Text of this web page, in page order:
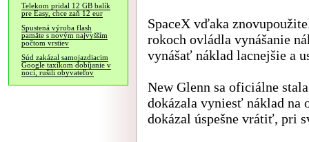
Telekom pridal 12 GB balík
pre Easy, chce zaň 12 eur
Spustená výroba flash
pamäte s novým najvyšším
počtom vrstiev
Súd zakázal samojazdiacim
Google taxíkom dobíjanie v
noci, rušili obyvateľov
SpaceX vďaka
rokoch ovládla vynášanie
vynášať náklad lacnejšie a
New Glenn sa oficiálne
dokázala vyniesť náklad na
dokázal úspešne vrátiť, pri